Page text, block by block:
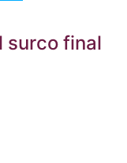
surco final